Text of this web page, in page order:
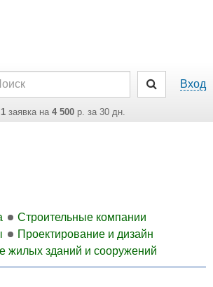
Вход
1заявка на 4 500р. за 30 дн.
Строительные компании
Проектирование и дизайн
жилых зданий и сооружений